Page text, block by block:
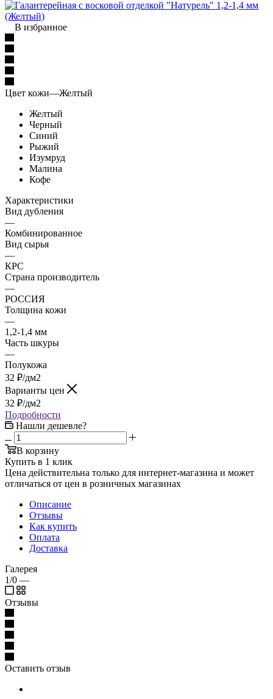
В избранное
Цвет кожи—Желтый
Желтый
Черный
Синий
Рыжий
Изумруд
Малина
Кофе
Характеристики
Вид дубления
—
Комбинированное
Вид сырья
—
КРС
Страна производитель
—
РОССИЯ
Толщина кожи
—
1,2-1,4 мм
Часть шкуры
—
Полукожа
32 ₽/дм2
Варианты цен
32 ₽/дм2
Подробности
Нашли дешевле?
В корзину
Купить в 1 клик
Цена действительна только для интернет-магазина и может
отличаться от цен в розничных магазинах
Описание
Отзывы
Как купить
Оплата
Доставка
Галерея
1/0 —
Отзывы
Оставить отзыв